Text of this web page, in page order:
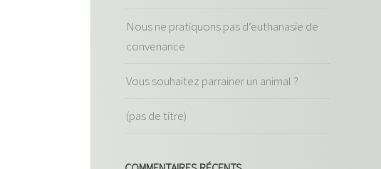
Nous ne pratiquons pas d’euthanasie de
convenance
Vous souhaitez parrainer un animal ?
(pas de titre)